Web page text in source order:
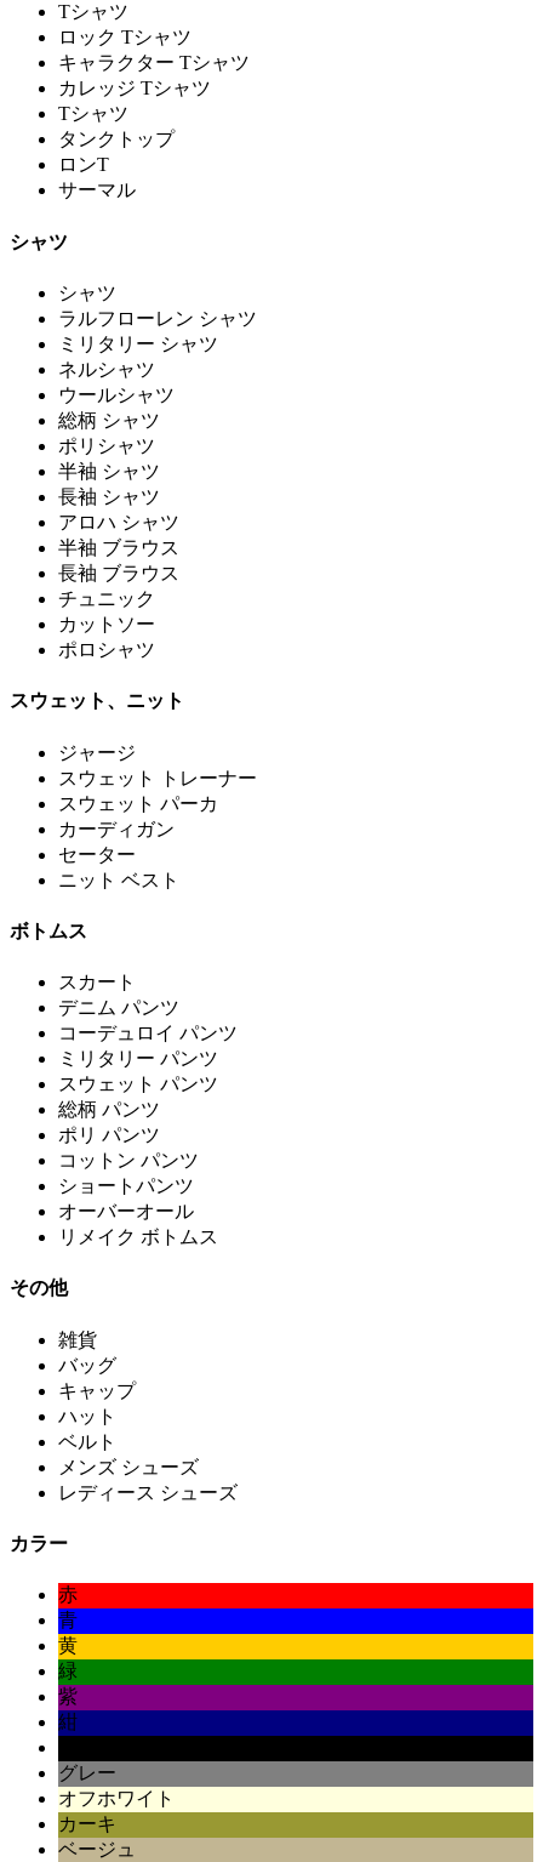
Tシャツ
ロック Tシャツ
キャラクター Tシャツ
カレッジ Tシャツ
Tシャツ
タンクトップ
ロンT
サーマル
シャツ
シャツ
ラルフローレン シャツ
ミリタリー シャツ
ネルシャツ
ウールシャツ
総柄 シャツ
ポリシャツ
半袖 シャツ
長袖 シャツ
アロハ シャツ
半袖 ブラウス
長袖 ブラウス
チュニック
カットソー
ポロシャツ
スウェット、ニット
ジャージ
スウェット トレーナー
スウェット パーカ
カーディガン
セーター
ニット ベスト
ボトムス
スカート
デニム パンツ
コーデュロイ パンツ
ミリタリー パンツ
スウェット パンツ
総柄 パンツ
ポリ パンツ
コットン パンツ
ショートパンツ
オーバーオール
リメイク ボトムス
その他
雑貨
バッグ
キャップ
ハット
ベルト
メンズ シューズ
レディース シューズ
カラー
赤
青
黄
緑
紫
紺
グレー
オフホワイト
カーキ
ベージュ